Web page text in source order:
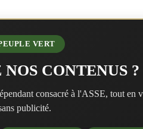
VERT
CONTENUS ?
consacré à l'ASSE, tout en
publicité.